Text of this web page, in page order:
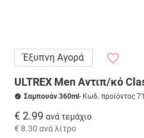
Έξυπνη Αγορά
ULTREX Men Αντιπ/κό
Σαμπουάν 360ml - Κωδ. προϊόντος
€ 2.99 ανά τεμάχιο
€ 8.30 ανά λίτρο